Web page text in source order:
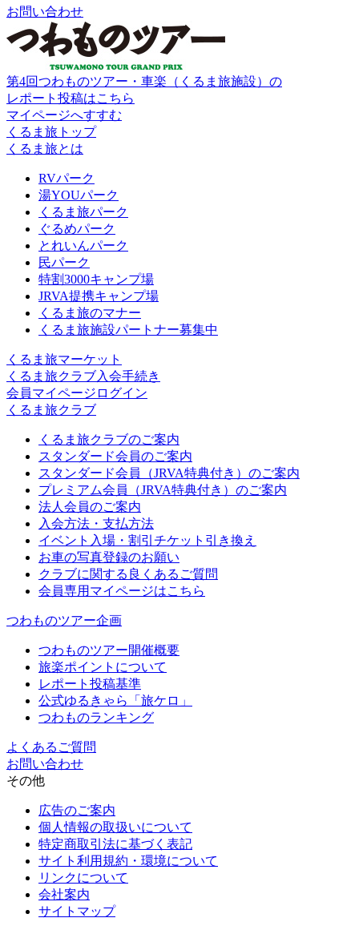
お問い合わせ
第4回つわものツアー・車楽（くるま旅施設）の
レポート投稿はこちら
マイページへすすむ
くるま旅トップ
くるま旅とは
RVパーク
湯YOUパーク
くるま旅パーク
ぐるめパーク
とれいんパーク
民パーク
特割3000キャンプ場
JRVA提携キャンプ場
くるま旅のマナー
くるま旅施設パートナー募集中
くるま旅マーケット
くるま旅クラブ入会手続き
会員マイページログイン
くるま旅クラブ
くるま旅クラブのご案内
スタンダード会員のご案内
スタンダード会員（JRVA特典付き）のご案内
プレミアム会員（JRVA特典付き）のご案内
法人会員のご案内
入会方法・支払方法
イベント入場・割引チケット引き換え
お車の写真登録のお願い
クラブに関する良くあるご質問
会員専用マイページはこちら
つわものツアー企画
つわものツアー開催概要
旅楽ポイントについて
レポート投稿基準
公式ゆるきゃら「旅ケロ」
つわものランキング
よくあるご質問
お問い合わせ
その他
広告のご案内
個人情報の取扱いについて
特定商取引法に基づく表記
サイト利用規約・環境について
リンクについて
会社案内
サイトマップ